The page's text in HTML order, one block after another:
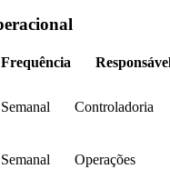
Frequência
Semanal Controladoria
Semanal Operações